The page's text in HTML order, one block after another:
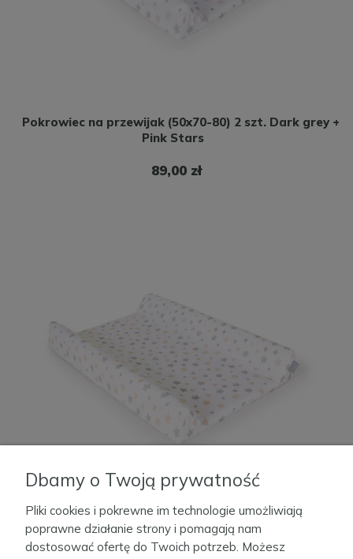
Pokrowiec na przewijak (50x70-80) 2 szt. Dark grey +
Pink Stars
89,00 zł
Pokrowiec na przewijak (50x70-80) 2 szt. Dark grey +
Yellow Stars
Dbamy o Twoją prywatność
Pliki cookies i pokrewne im technologie umożliwiają
poprawne działanie strony i pomagają nam
dostosować ofertę do Twoich potrzeb. Możesz